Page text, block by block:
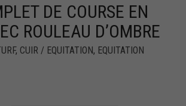
DE COURSE EN
ROULEAU D’OMBRE
, CUIR / EQUITATION, EQUITATION